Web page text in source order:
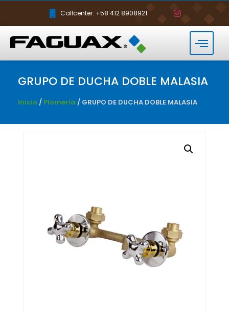
Callcenter: +58 412 8908921
GRUPO DE DUCHA DOBLE MALASIA
Inicio / Plomería / GRUPO DE DUCHA DOBLE MALASIA